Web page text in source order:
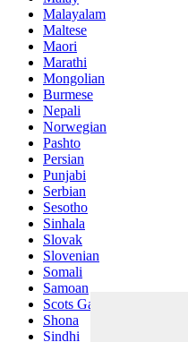
Malayalam
Maltese
Maori
Marathi
Mongolian
Burmese
Nepali
Norwegian
Pashto
Persian
Punjabi
Serbian
Sesotho
Sinhala
Slovak
Slovenian
Somali
Samoan
Scots Gaelic
Shona
Sindhi